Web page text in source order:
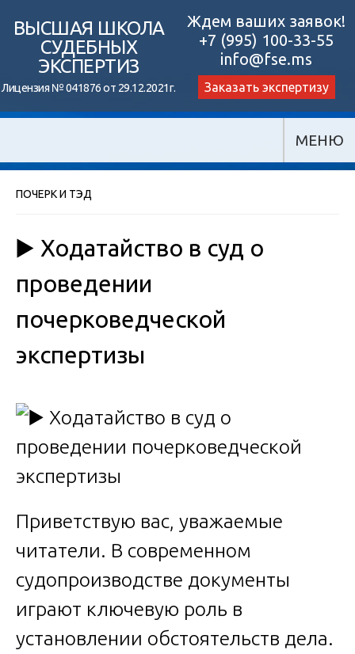
content
ВЫСШАЯ ШКОЛА
СУДЕБНЫХ
ЭКСПЕРТИЗ
Лицензия № 041876 от 29.12.2021г.
Ждем ваших заявок!
+7 (995) 100-33-55
info@fse.ms
Заказать экспертизу
МЕНЮ
ПОЧЕРК И ТЭД
▶️ Ходатайство в суд о
проведении
почерковедческой
экспертизы
Приветствую вас, уважаемые
читатели. В современном
судопроизводстве документы
играют ключевую роль в
установлении обстоятельств дела.